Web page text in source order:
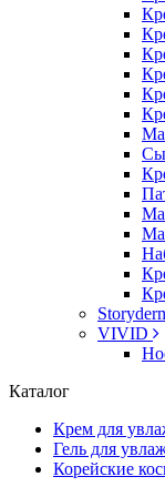
VIVID
Каталог
Крем для
Гель для
Корейские